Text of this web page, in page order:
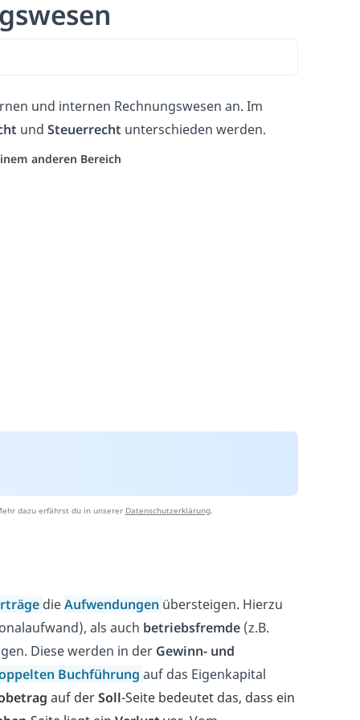
und internen Rechnungswesen an. Im
und Steuerrecht unterschieden werden.
anderen Bereich
dazu erfährst du in unserer Datenschutzerklärung.
dieAufwendungen übersteigen. Hierzu
als auch betriebsfremde (z.B.
Diese werden in der Gewinn- und
Buchführung auf das Eigenkapital
auf derSoll-Seite bedeutet das, dass ein